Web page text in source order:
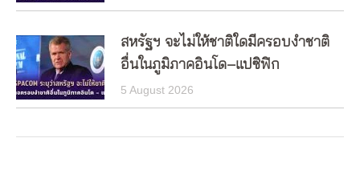
สหรัฐฯ จะไม่ให้ชาติใดมีครอบงำชาติ
อื่นในภูมิภาคอินโด–แปซิฟิก
5 August 2026